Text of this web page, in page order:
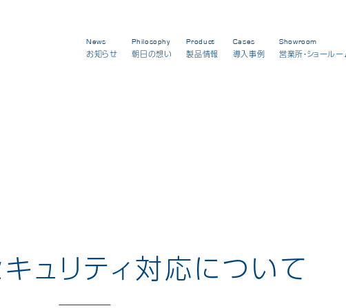
News
お知らせ
Philosophy
朝日の想い
Product
製品情報
Cases
導入事例
Showroom
営業所・ショールー
ュリティ対応について